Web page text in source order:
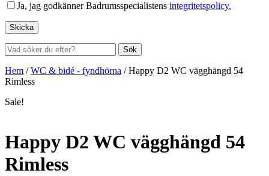
Ja, jag godkänner Badrumsspecialistens integritetspolicy.
Sök
Hem /WC & bidé - fyndhörna /Happy D2 WC vägghängd 54
Rimless
Sale!
Happy D2 WC vägghängd 54
Rimless